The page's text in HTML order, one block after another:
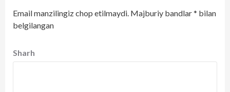
Email manzilingiz chop etilmaydi. Majburiy bandlar* bilan
belgilangan
Sharh